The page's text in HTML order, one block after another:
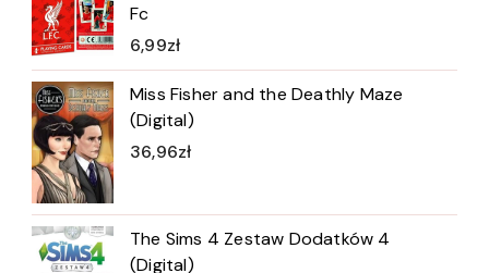
Fc
6,99zł
Miss Fisher and the Deathly Maze
(Digital)
36,96zł
The Sims 4 Zestaw Dodatków 4
(Digital)